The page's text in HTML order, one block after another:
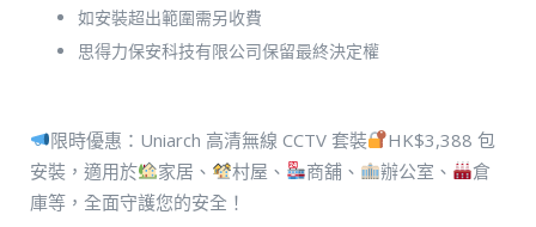
如安裝超出範圍需另收費
思得力保安科技有限公司保留最終決定權
限時優惠：Uniarch 高清無線 CCTV 套裝
HK$3,388 包
安裝，適用於
家居、 村屋、 商舖、 辦公室、
倉
庫等，全面守護您的安全！